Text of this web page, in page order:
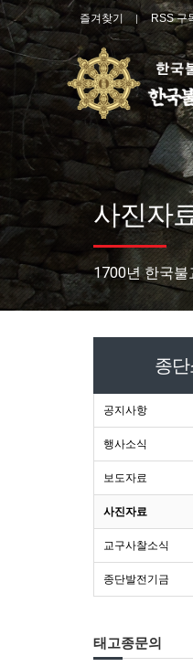
즐겨찾기 RSS 구
사진자
1700년 한국불
종
공지사항
행사소식
보도자료
사진자료
교구사찰소식
종단발전기금
태고종문의